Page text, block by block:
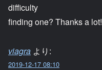
difficulty
finding one? Thanks a lot!
viagra より:
2019-12-17 08:10